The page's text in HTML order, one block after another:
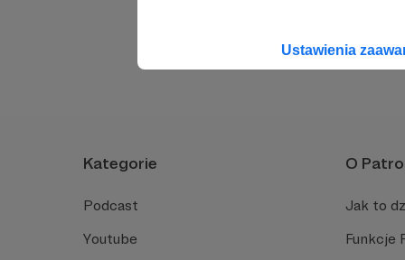
Ustawienia
Kategorie
Podcast
Youtube
O
Jak to
Funkcje